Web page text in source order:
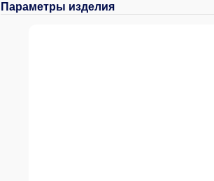
Параметры изделия